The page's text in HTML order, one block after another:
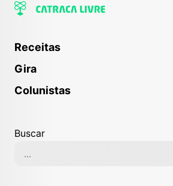
Receitas
Gira
Colunistas
Buscar